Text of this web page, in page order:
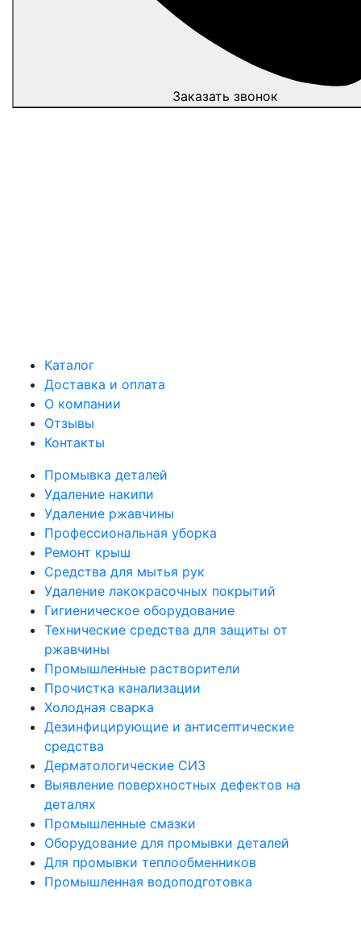
Заказать звонок
Каталог
Доставка и оплата
О компании
Отзывы
Контакты
Промывка деталей
Удаление накипи
Удаление ржавчины
Профессиональная уборка
Ремонт крыш
Средства для мытья рук
Удаление лакокрасочных покрытий
Гигиеническое оборудование
Технические средства для защиты от
ржавчины
Промышленные растворители
Прочистка канализации
Холодная сварка
Дезинфицирующие и антисептические
средства
Дерматологические СИЗ
Выявление поверхностных дефектов на
деталях
Промышленные смазки
Оборудование для промывки деталей
Для промывки теплообменников
Промышленная водоподготовка